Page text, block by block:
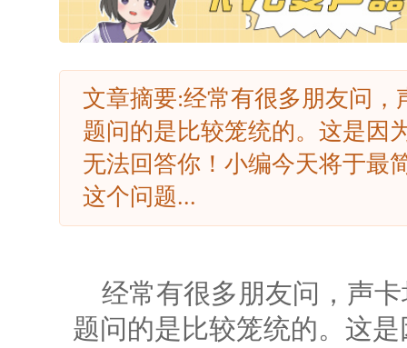
文章摘要:经常有很多朋友问，
题问的是比较笼统的。这是因
无法回答你！小编今天将于最
这个问题...
经常有很多朋友问，声卡
题问的是比较笼统的。这